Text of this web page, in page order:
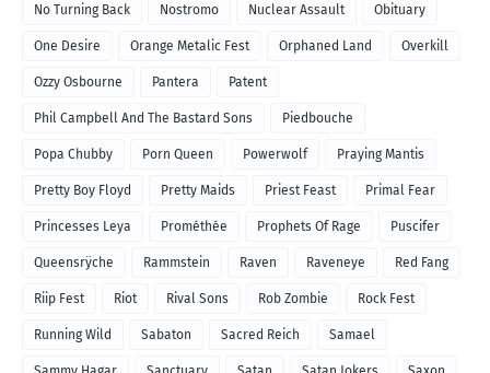
No Turning Back Nostromo Nuclear Assault Obituary
One Desire Orange Metalic Fest Orphaned Land Overkill
Ozzy Osbourne Pantera Patent
Phil Campbell And The Bastard Sons Piedbouche
Popa Chubby Porn Queen Powerwolf Praying Mantis
Pretty Boy Floyd Pretty Maids Priest Feast Primal Fear
Princesses Leya Prométhée Prophets Of Rage Puscifer
Queensrÿche Rammstein Raven Raveneye Red Fang
Riip Fest Riot Rival Sons Rob Zombie Rock Fest
Running Wild Sabaton Sacred Reich Samael